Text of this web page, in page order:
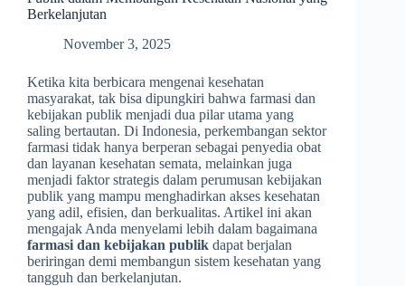
Berkelanjutan
November 3, 2025
Ketika kita berbicara mengenai kesehatan
masyarakat, tak bisa dipungkiri bahwa farmasi dan
kebijakan publik menjadi dua pilar utama yang
saling bertautan. Di Indonesia, perkembangan sektor
farmasi tidak hanya berperan sebagai penyedia obat
dan layanan kesehatan semata, melainkan juga
menjadi faktor strategis dalam perumusan kebijakan
publik yang mampu menghadirkan akses kesehatan
yang adil, efisien, dan berkualitas. Artikel ini akan
mengajak Anda menyelami lebih dalam bagaimana
farmasi dan kebijakan publik dapat berjalan
beriringan demi membangun sistem kesehatan yang
tangguh dan berkelanjutan.